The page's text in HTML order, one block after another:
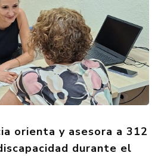
orienta y asesora a 312
durante el